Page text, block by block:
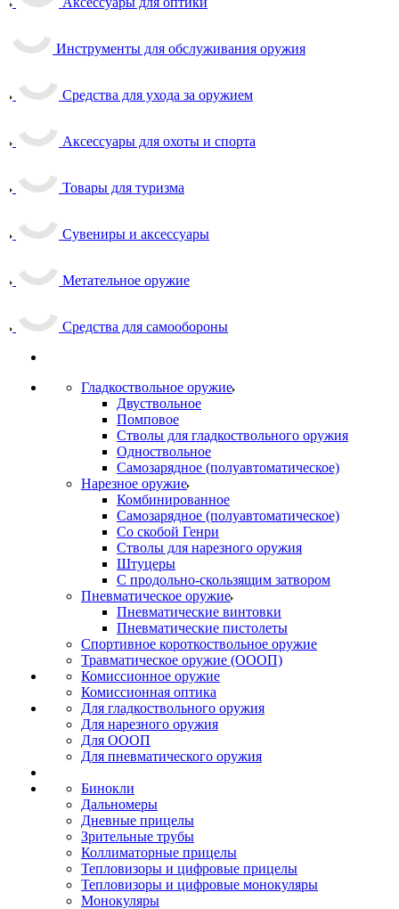
Инструменты для обслуживания оружия
Средства для ухода за оружием
Аксессуары для охоты и спорта
Товары для туризма
Сувениры и аксессуары
Метательное оружие
Средства для самообороны
Гладкоствольное оружие
Двуствольное
Помповое
Стволы для гладкоствольного оружия
Одноствольное
Самозарядное (полуавтоматическое)
Нарезное оружие
Комбинированное
Самозарядное (полуавтоматическое)
Со скобой Генри
Стволы для нарезного оружия
Штуцеры
С продольно-скользящим затвором
Пневматическое оружие
Пневматические винтовки
Пневматические пистолеты
Спортивное короткоствольное оружие
Травматическое оружие (ОООП)
Комиссионное оружие
Комиссионная оптика
Для гладкоствольного оружия
Для нарезного оружия
Для ОООП
Для пневматического оружия
Бинокли
Дальномеры
Дневные прицелы
Зрительные трубы
Коллиматорные прицелы
Тепловизоры и цифровые прицелы
Тепловизоры и цифровые монокуляры
Монокуляры